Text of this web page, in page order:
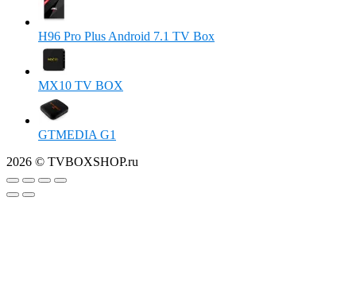
H96 Pro Plus Android 7.1 TV Box
MX10 TV BOX
GTMEDIA G1
2026 © TVBOXSHOP.ru